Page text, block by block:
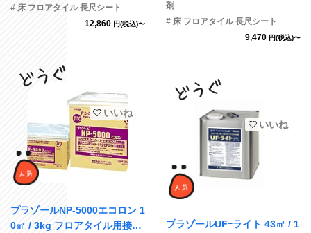
# 床 フロアタイル 長尺シート
12,860 円(税込)〜
剤
# 床 フロアタイル 長尺シート
9,470 円(税込)〜
いいね
プラゾールNP-5000エコロン 1
0㎡ / 3kg フロアタイル用接着
いいね
プラゾールUFｰライト 43㎡ / 1